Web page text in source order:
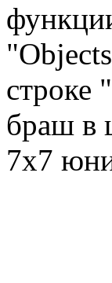
строке
браш в
7х7